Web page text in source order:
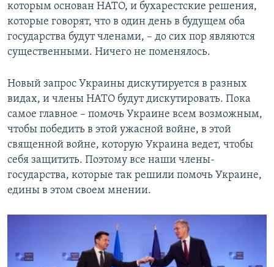
которым основан НАТО, и бухарестские решения,
которые говорят, что в один день в будущем оба
государства будут членами, – до сих пор являются
существенными. Ничего не поменялось.
Новый запрос Украины дискутируется в разных
видах, и члены НАТО будут дискутировать. Пока
самое главное – помочь Украине всем возможным,
чтобы победить в этой ужасной войне, в этой
священной войне, которую Украина ведет, чтобы
себя защитить. Поэтому все наши члены-
государства, которые так решили помочь Украине,
едины в этом своем мнении.